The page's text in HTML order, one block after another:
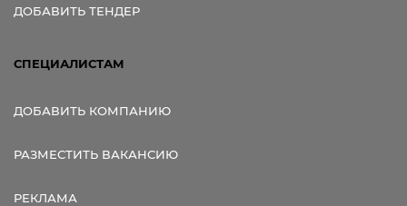
ДОБАВИТЬ ТЕНДЕР
СПЕЦИАЛИСТАМ
ДОБАВИТЬ КОМПАНИЮ
РАЗМЕСТИТЬ ВАКАНСИЮ
РЕКЛАМА